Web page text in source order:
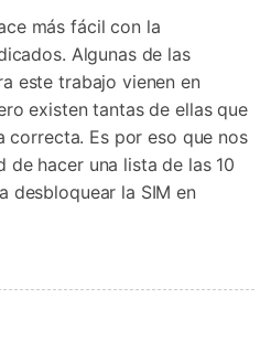
más fácil con la
Algunas de las
este trabajo vienen en
existen tantas de ellas que
correcta. Es por eso que nos
hacer una lista de las 10
desbloquear la SIM en